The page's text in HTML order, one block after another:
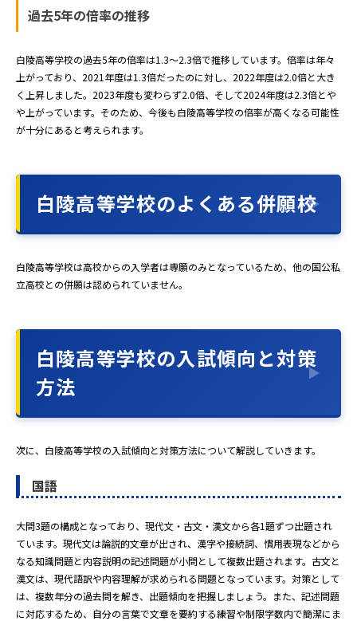
過去5年の倍率の推移
白陵高等学校の過去5年の倍率は1.3～2.3倍で推移しています。倍率は年々
上がっており、2021年度は1.3倍だったのに対し、2022年度は2.0倍と大き
く上昇しました。2023年度も変わらず2.0倍、そして2024年度は2.3倍とや
や上がっています。そのため、今後も白陵高等学校の倍率が高くなる可能性
が十分にあると考えられます。
白陵高等学校のよくある併願校
白陵高等学校は高校からの入学者は専願のみとなっているため、他の国公私
立高校との併願は認められていません。
白陵高等学校の入試傾向と対策
方法
次に、白陵高等学校の入試傾向と対策方法について解説していきます。
国語
大問3題の構成となっており、現代文・古文・漢文から各1題ずつ出題され
ています。現代文は論説的文章が出され、漢字や接続詞、慣用表現などから
なる知識問題と内容説明の記述問題が小問として複数出題されます。古文と
漢文は、現代語訳や内容理解が求められる問題となっています。対策として
は、複数年分の過去問を解き、出題傾向を把握しましょう。また、記述問題
に対応するため、自分の言葉で文章を要約する練習や制限字数内で簡潔にま